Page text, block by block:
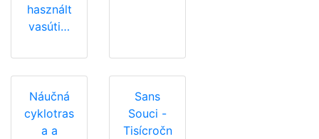
használt
vasúti…
Náučná
cyklotras
a a
Sans
Souci -
Tisícročn